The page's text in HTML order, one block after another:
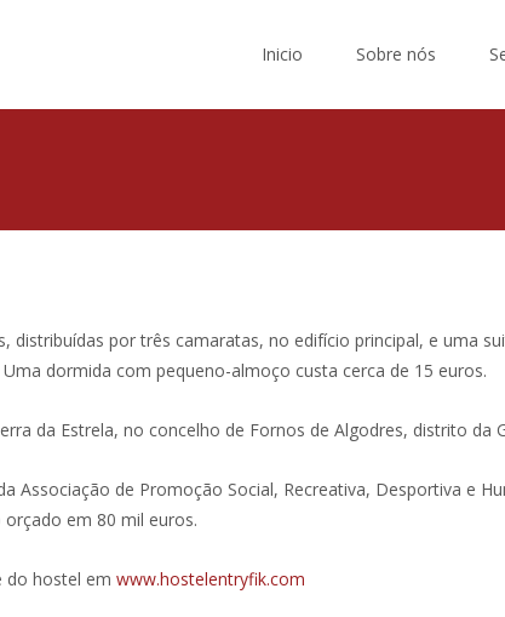
Inicio Sobre nós
distribuídas por três camaratas, no edifício principal, e uma
dormida com pequeno-almoço custa cerca de 15 euros.
da Estrela, no concelho de Fornos de Algodres, distrito da
Associação de Promoção Social, Recreativa, Desportiva e
em 80 mil euros.
do hostel em www.hostelentryfik.com